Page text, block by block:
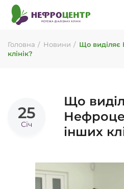
Головна Новини
Що виділяє
клінік?
25
Січ
Що
інших